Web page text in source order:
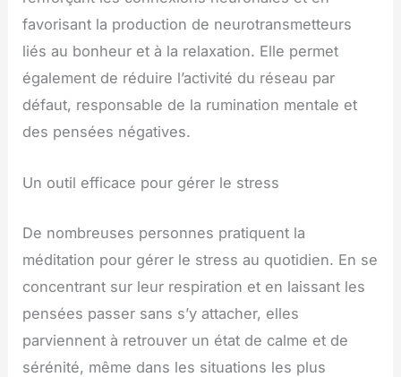
favorisant la production de neurotransmetteurs
liés au bonheur et à la relaxation. Elle permet
également de réduire l’activité du réseau par
défaut, responsable de la rumination mentale et
des pensées négatives.
Un outil efficace pour gérer le stress
De nombreuses personnes pratiquent la
méditation pour gérer le stress au quotidien. En se
concentrant sur leur respiration et en laissant les
pensées passer sans s’y attacher, elles
parviennent à retrouver un état de calme et de
sérénité, même dans les situations les plus